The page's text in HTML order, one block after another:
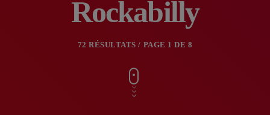
Rockabilly
72 RÉSULTATS / PAGE 1 DE 8